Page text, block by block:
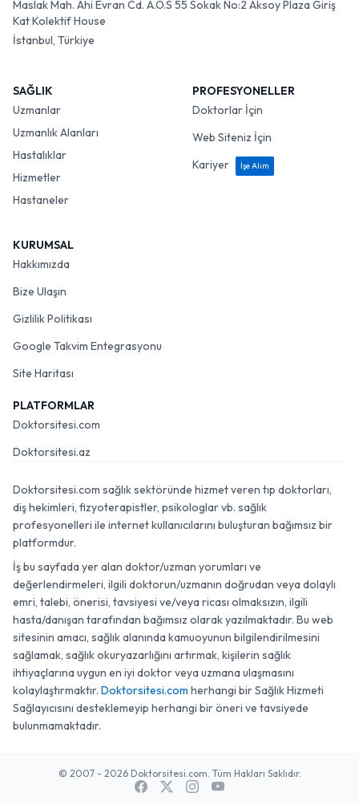
Maslak Mah. Ahi Evran Cd. A.O.S 55 Sokak No:2 Aksoy Plaza Giriş
Kat Kolektif House
İstanbul, Türkiye
SAĞLIK
Uzmanlar
Uzmanlık Alanları
Hastalıklar
Hizmetler
Hastaneler
PROFESYONELLER
Doktorlar İçin
Web Siteniz İçin
Kariyer
İşe Alım
KURUMSAL
Hakkımızda
Bize Ulaşın
Gizlilik Politikası
Google Takvim Entegrasyonu
Site Haritası
PLATFORMLAR
Doktorsitesi.com
Doktorsitesi.az
Doktorsitesi.com sağlık sektöründe hizmet veren tıp doktorları,
diş hekimleri, fizyoterapistler, psikologlar vb. sağlık
profesyonelleri ile internet kullanıcılarını buluşturan bağımsız bir
platformdur.
İş bu sayfada yer alan doktor/uzman yorumları ve
değerlendirmeleri, ilgili doktorun/uzmanın doğrudan veya dolaylı
emri, talebi, önerisi, tavsiyesi ve/veya ricası olmaksızın, ilgili
hasta/danışan tarafından bağımsız olarak yazılmaktadır. Bu web
sitesinin amacı, sağlık alanında kamuoyunun bilgilendirilmesini
sağlamak, sağlık okuryazarlığını artırmak, kişilerin sağlık
ihtiyaçlarına uygun en iyi doktor veya uzmana ulaşmasını
kolaylaştırmaktır. Doktorsitesi.com herhangi bir Sağlık Hizmeti
Sağlayıcısını desteklemeyip herhangi bir öneri ve tavsiyede
bulunmamaktadır.
© 2007 - 2026 Doktorsitesi.com. Tüm Hakları Saklıdır.